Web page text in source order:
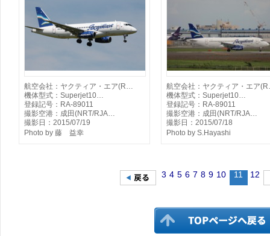
航空会社：ヤクティア・エア(R…
機体型式：Superjet10…
登録記号：RA-89011
撮影空港：成田(NRT/RJA…
撮影日：2015/07/19
Photo by 藤 益幸
航空会社：ヤクティア・エア
機体型式：Superjet10…
登録記号：RA-89011
撮影空港：成田(NRT/RJA…
撮影日：2015/07/18
Photo by S.Hayashi
3 4 5 6 7 8 9 10 11 12